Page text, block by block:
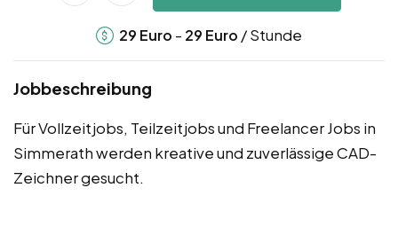
29 Euro - 29 Euro / Stunde
Jobbeschreibung
Für Vollzeitjobs, Teilzeitjobs und Freelancer Jobs in
Simmerath werden kreative und zuverlässige CAD-
Zeichner gesucht.